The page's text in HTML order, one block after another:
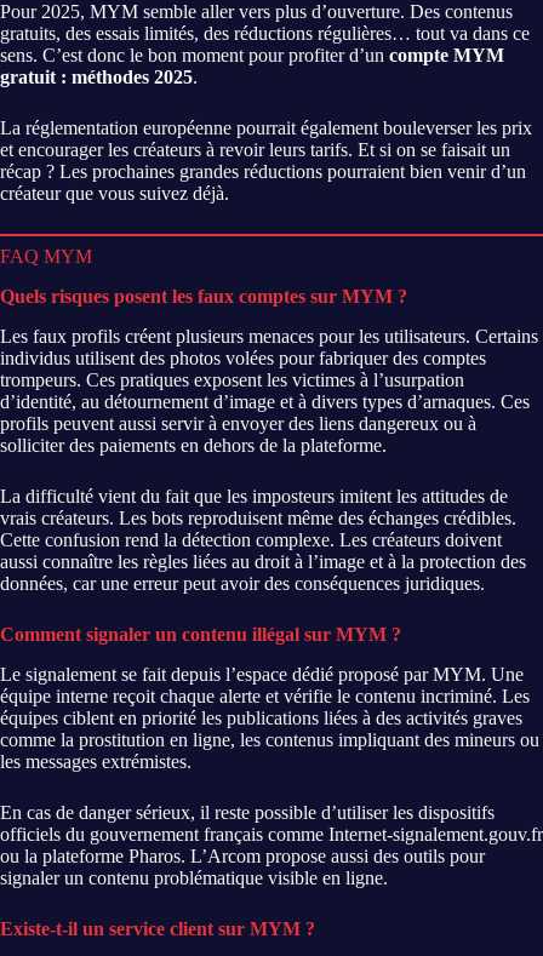
Pour 2025, MYM semble aller vers plus d’ouverture. Des contenus
gratuits, des essais limités, des réductions régulières… tout va dans ce
sens. C’est donc le bon moment pour profiter d’un compte MYM
gratuit : méthodes 2025.
La réglementation européenne pourrait également bouleverser les prix
et encourager les créateurs à revoir leurs tarifs. Et si on se faisait un
récap ? Les prochaines grandes réductions pourraient bien venir d’un
créateur que vous suivez déjà.
FAQ MYM
Quels risques posent les faux comptes sur MYM ?
Les faux profils créent plusieurs menaces pour les utilisateurs. Certains
individus utilisent des photos volées pour fabriquer des comptes
trompeurs. Ces pratiques exposent les victimes à l’usurpation
d’identité, au détournement d’image et à divers types d’arnaques. Ces
profils peuvent aussi servir à envoyer des liens dangereux ou à
solliciter des paiements en dehors de la plateforme.
La difficulté vient du fait que les imposteurs imitent les attitudes de
vrais créateurs. Les bots reproduisent même des échanges crédibles.
Cette confusion rend la détection complexe. Les créateurs doivent
aussi connaître les règles liées au droit à l’image et à la protection des
données, car une erreur peut avoir des conséquences juridiques.
Comment signaler un contenu illégal sur MYM ?
Le signalement se fait depuis l’espace dédié proposé par MYM. Une
équipe interne reçoit chaque alerte et vérifie le contenu incriminé. Les
équipes ciblent en priorité les publications liées à des activités graves
comme la prostitution en ligne, les contenus impliquant des mineurs ou
les messages extrémistes.
En cas de danger sérieux, il reste possible d’utiliser les dispositifs
officiels du gouvernement français comme Internet-signalement.gouv.fr
ou la plateforme Pharos. L’Arcom propose aussi des outils pour
signaler un contenu problématique visible en ligne.
Existe-t-il un service client sur MYM ?